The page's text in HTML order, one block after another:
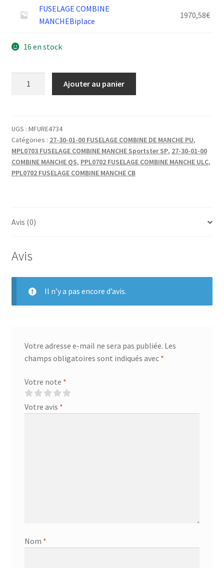
FUSELAGE COMBINE
MANCHEBiplace
1970,58€
16 en stock
BIELLE
CARBONEJONCTION
MANCHES
Ajouter au panier
UGS : MFURE4734
Catégories : 27-30-01-00 FUSELAGE COMBINE DE MANCHE PU,
MPL0703 FUSELAGE COMBINE MANCHE Sportster SP, 27-30-01-00
COMBINE MANCHE QS, PPL0702 FUSELAGE COMBINE MANCHE ULC,
PPL0702 FUSELAGE COMBINE MANCHE CB
Avis (0)
Avis
Il n’y a pas encore d’avis.
Votre adresse e-mail ne sera pas publiée. Les
champs obligatoires sont indiqués avec *
Votre note *
Votre avis *
Nom *